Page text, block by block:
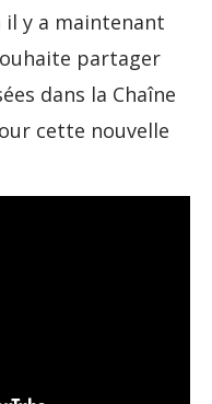
il y a maintenant
partager
dans la Chaîne
cette nouvelle